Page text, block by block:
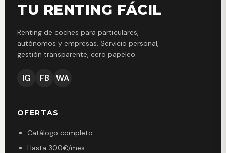
TU RENTING FÁCIL
Renting de coches para particulares,
autónomos y empresas. Servicio personal,
gestión transparente, cero papeleo.
IG FB WA
OFERTAS
Catálogo completo
Hasta 300€/mes